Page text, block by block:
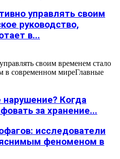
управлять своим
руководство,
в...
своим временем стало
в современном миреГлавные
Когда
за хранение...
исследователи
феноменом в